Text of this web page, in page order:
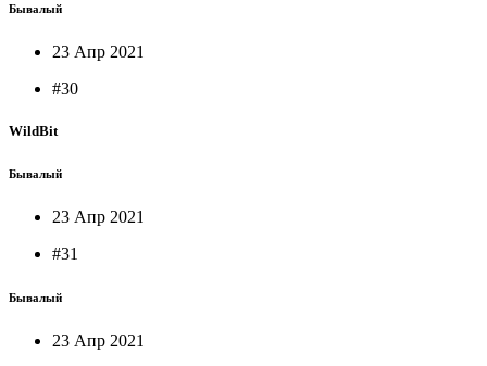
Бывалый
23 Апр 2021
#30
WildBit
Бывалый
23 Апр 2021
#31
Бывалый
23 Апр 2021